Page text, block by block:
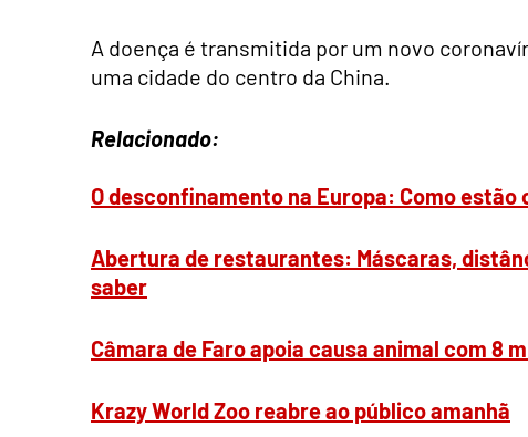
A doença é transmitida por um novo
uma cidade do centro da China.
Relacionado:
O desconfinamento na Europa: Como estão
Abertura de restaurantes: Máscaras,
saber
Câmara de Faro apoia causa animal com 8
Krazy World Zoo reabre ao público amanhã